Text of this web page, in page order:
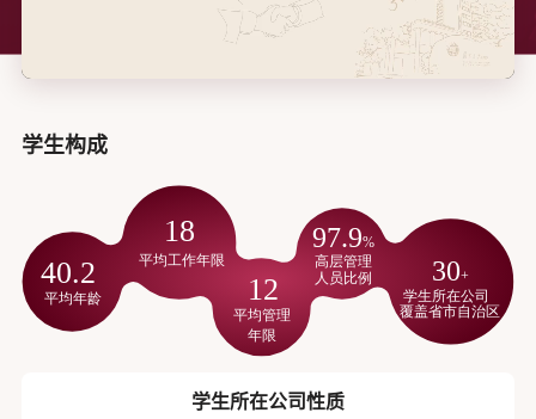
学生构成
学生所在公司性质